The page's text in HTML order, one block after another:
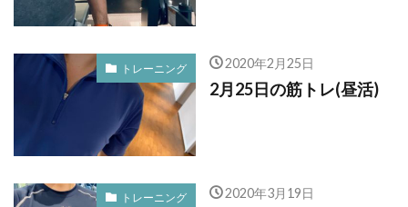
トレーニング 2020年2月25日
2月25日の筋トレ(昼活)
トレーニング 2020年3月19日